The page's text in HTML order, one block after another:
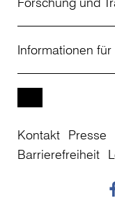
Studienberatung
Weiterbildung
Studienkolleg
Aktuelles
Einrichtungen
Projekte
Informationen für
Studierende
Kontakt Presse
Barrierefreiheit